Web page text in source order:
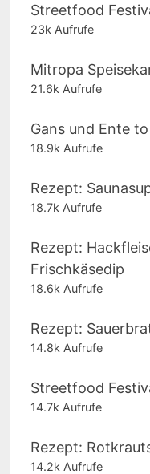
Streetfood
23k Aufrufe
Mitropa
21.6k Aufrufe
Gans und Ente
18.9k Aufrufe
Rezept:
18.7k Aufrufe
Rezept:
Frischkäsedip
18.6k Aufrufe
Rezept:
14.8k Aufrufe
Streetfood
14.7k Aufrufe
Rezept:
14.2k Aufrufe